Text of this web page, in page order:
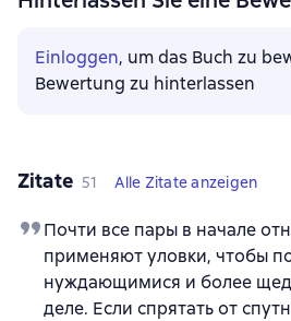
Einloggen, um das Buch zu
Bewertung zu hinterlassen
Zitate 51 Alle Zitate anzeigen
Почти все пары в начале
применяют уловки, чтобы
нуждающимися и более
деле. Если спрятать от